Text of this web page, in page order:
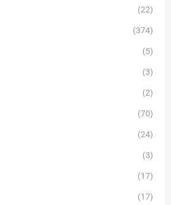
(22)
(374)
(5)
(3)
(2)
(70)
(24)
(3)
(17)
(17)